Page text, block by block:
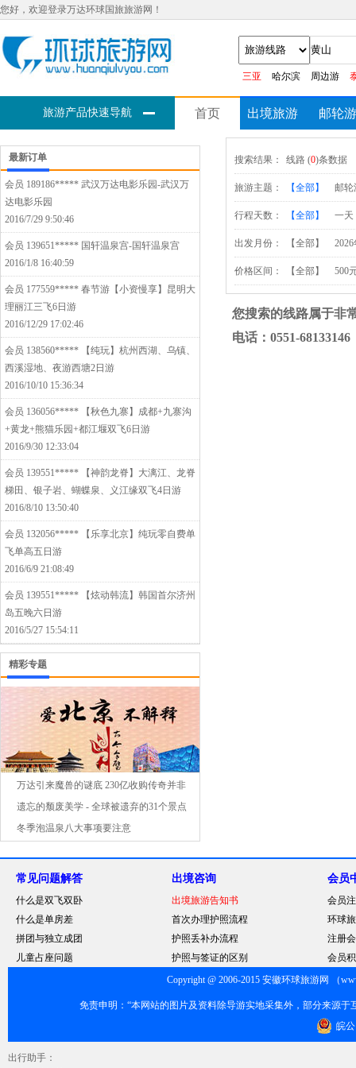
您好，欢迎登录万达环球国旅旅游网！
三亚 哈尔滨 周边游
旅游产品快速导航 首页 出境旅游 邮轮游
最新订单
会员 189186***** 武汉万达电影乐园-武汉万
达电影乐园
2016/7/29 9:50:46
会员 139651***** 国轩温泉宫-国轩温泉宫
2016/1/8 16:40:59
会员 177559***** 春节游【小资慢享】昆明大
理丽江三飞6日游
2016/12/29 17:02:46
会员 138560*****
【纯玩】杭州西湖、乌镇、
西溪湿地、夜游西塘2日游
2016/10/10 15:36:34
会员 136056*****
【秋色九寨】成都+九寨沟
+黄龙+熊猫乐园+都江堰双飞6日游
2016/9/30 12:33:04
会员 139551*****
【神韵龙脊】大漓江、龙脊
梯田、银子岩、蝴蝶泉、义江缘双飞4日游
2016/8/10 13:50:40
会员 132056*****
【乐享北京】纯玩零自费单
飞单高五日游
2016/6/9 21:08:49
会员 139551*****
【炫动韩流】韩国首尔济州
岛五晚六日游
2016/5/27 15:54:11
精彩专题
万达引来魔兽的谜底 230亿收购传奇并非
仅为票房
遗忘的颓废美学 - 全球被遗弃的31个景点
冬季泡温泉八大事项要注意
搜索结果： 线路 (0)条数据
旅游主题： 【全部】 邮轮
行程天数： 【全部】 一天
出发月份： 【全部】
价格区间： 【全部】 500
您搜索的线路属于非
电话：0551-68133146
常见问题解答
什么是双飞双卧
什么是单房差
拼团与独立成团
儿童占座问题
出境咨询
出境旅游告知书
首次办理护照流程
护照丢补办流程
护照与签证的区别
会员
会员
环球
注册
会员
Copyright @ 2006-2015 安徽环球旅游网 （
免责申明：“本网站的图片及资料除导游实地采集外，部分来源
皖公
出行助手：